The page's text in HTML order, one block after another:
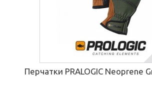
Перчатки PRALOGIC Neoprene